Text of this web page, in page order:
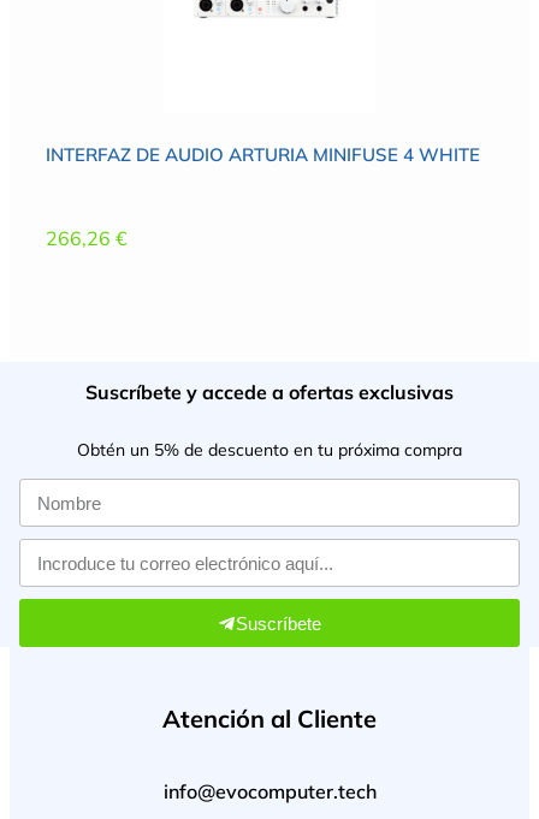
INTERFAZ DE AUDIO ARTURIA MINIFUSE 4 WHITE
266,26 €
Suscríbete y accede a ofertas exclusivas
Obtén un 5% de descuento en tu próxima compra
Suscríbete
Atención al Cliente
info@evocomputer.tech